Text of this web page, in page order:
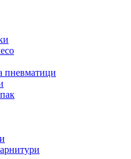
пневматици